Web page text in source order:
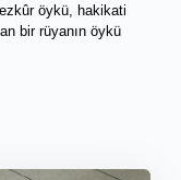
öykü, hakikati
bir rüyanın öykü